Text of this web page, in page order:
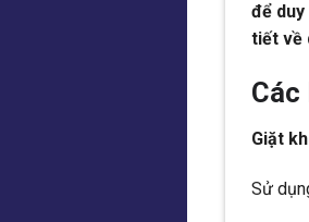
để
tiết về
Các
Giặt
Sử